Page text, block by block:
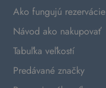
Ako fungujú rezervácie
Návod ako nakupovať
Tabuľka veľkostí
Predávané značky